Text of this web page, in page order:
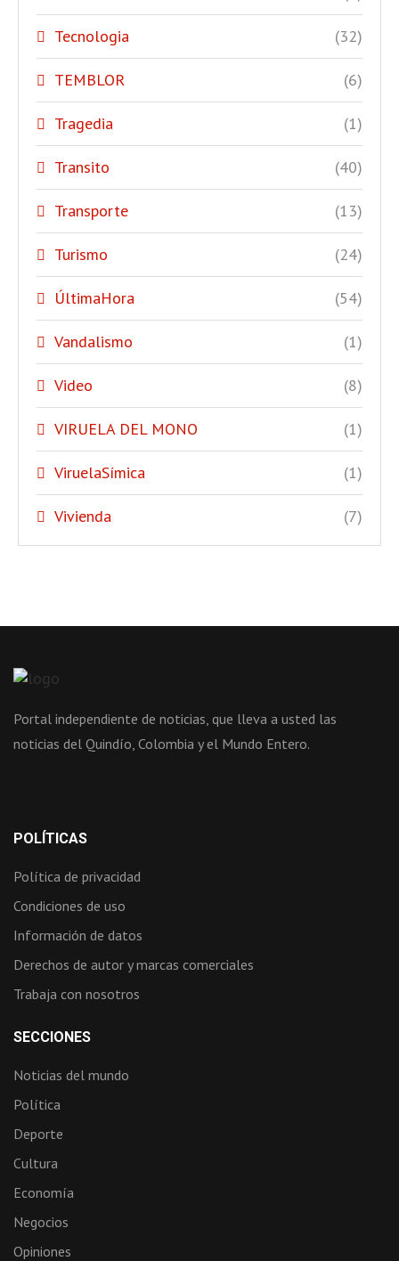
Tecnologia (32)
TEMBLOR (6)
Tragedia (1)
Transito (40)
Transporte (13)
Turismo (24)
ÚltimaHora (54)
Vandalismo (1)
Video (8)
VIRUELA DEL MONO (1)
ViruelaSímica (1)
Vivienda (7)
Portal independiente de noticias, que lleva a usted las
noticias del Quindío, Colombia y el Mundo Entero.
POLÍTICAS
Política de privacidad
Condiciones de uso
Información de datos
Derechos de autor y marcas comerciales
Trabaja con nosotros
SECCIONES
Noticias del mundo
Política
Deporte
Cultura
Economía
Negocios
Opiniones